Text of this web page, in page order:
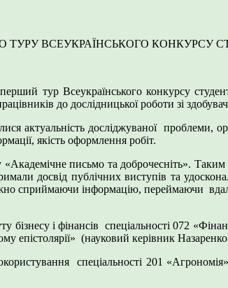
ВСЕУКРАЇНСЬКОГО КОНКУРСУ
тур Всеукраїнського конкурсу
до дослідницької роботи зі
актуальність досліджуваної проблеми,
якість оформлення робіт.
письмо та доброчесніть».
досвід публічних виступів та
сприймаючи інформацію, переймаючи
і фінансів спеціальності 072
епістолярії» (науковий керівник
спеціальності 201